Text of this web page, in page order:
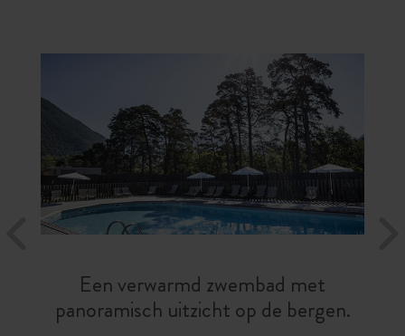
Een verwarmd zwembad met
panoramisch uitzicht op de bergen.